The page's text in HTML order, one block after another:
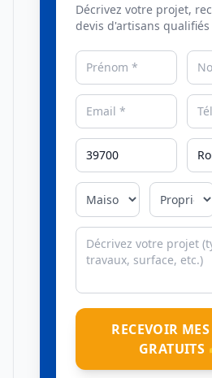
Décrivez votre projet,
devis d'artisans qualifiés
RECEVOIR
GRATUITS